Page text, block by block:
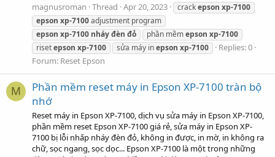
magnusroman Thread Apr 20, 2023 crackepson xp-7100
epson xp-7100adjustment program
epson xp-7100 nháyđèn đỏ phần mềmepson xp-7100
risetepson xp-7100 sửa máy inepson xp-7100
Replies: 0
Forum: Reset Epson
M
Phần mềm reset máy in Epson XP-7100 tràn bộ
nhớ
Reset máy in Epson XP-7100, dịch vụ sửa máy in Epson XP-7100,
phần mềm reset Epson XP-7100 giá rẻ, sửa máy in Epson XP-
7100 bị lỗi nhấp nháy đèn đỏ, không in được, in mờ, in không ra
chữ, sọc ngang, sọc dọc... Epson XP-7100 là một trong những